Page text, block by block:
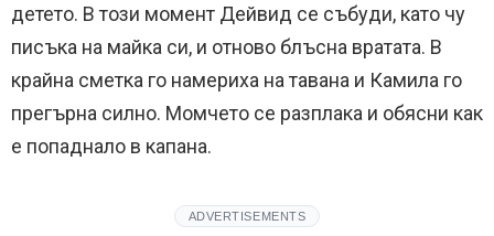
детето. В този момент Дейвид се събуди, като чу
писъка на майка си, и отново блъсна вратата. В
крайна сметка го намериха на тавана и Камила го
прегърна силно. Момчето се разплака и обясни как
е попаднало в капана.
ADVERTISEMENTS